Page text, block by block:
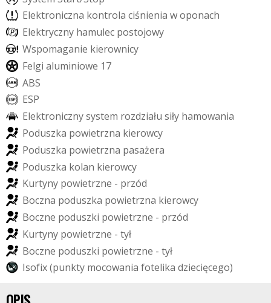
Elektroniczna kontrola ciśnienia woponach
Elektryczny hamulec postojowy
Wspomaganie kierownicy
Felgi aluminiowe 17
ABS
ESP
Elektronicznysystem rozdziału siły hamowania
Poduszka powietrzna kierowcy
Poduszka powietrzna pasażera
Poduszka kolan kierowcy
Kurtyny powietrzne - przód
Boczna poduszka powietrzna kierowcy
Boczne poduszki powietrzne - przód
Kurtyny powietrzne - tył
Boczne poduszki powietrzne - tył
Isofix(punkty mocowania fotelika dziecięcego)